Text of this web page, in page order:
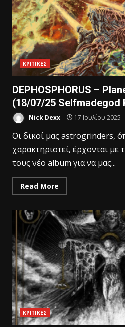
ΚΡΙΤΙΚΕΣ
DEPHOSPHORUS –
(18/07/25 Selfmadegod
Nick Dexx 17 Ιουλίου 2025
Οι δικοί μας astrogrinders,
χαρακτηριστεί, έρχονται με
τους νέο album για να μας...
Read More
ΚΡΙΤΙΚΕΣ